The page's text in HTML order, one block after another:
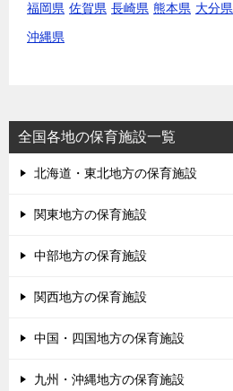
福岡県 佐賀県 長崎県 熊本県 大分県
沖縄県
全国各地の保育施設一覧
北海道・東北地方の保育施設
関東地方の保育施設
中部地方の保育施設
関西地方の保育施設
中国・四国地方の保育施設
九州・沖縄地方の保育施設